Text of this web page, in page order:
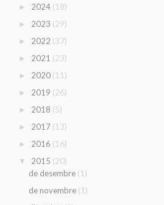
► 2024 (18)
► 2023 (29)
► 2022 (37)
► 2021 (23)
► 2020 (11)
► 2019 (26)
► 2018 (5)
► 2017 (13)
► 2016 (16)
▼ 2015 (20)
de desembre (1)
de novembre (1)